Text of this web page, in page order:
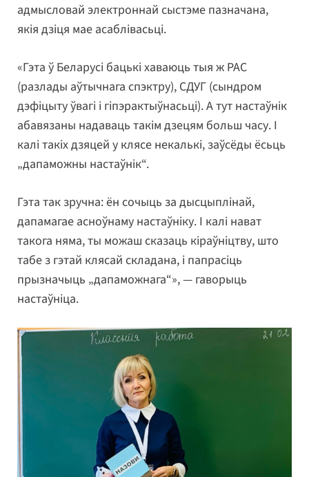
адмысловай электроннай сыстэме пазначана,
якія дзіця мае асаблівасьці.
«Гэта ў Беларусі бацькі хаваюць тыя ж РАС
(разлады аўтычнага спэктру), СДУГ (сындром
дэфіцыту ўвагі і гіпэрактыўнасьці). А тут настаўнік
абавязаны надаваць такім дзецям больш часу. І
калі такіх дзяцей у клясе некалькі, заўсёды ёсьць
„дапаможны настаўнік“.
Гэта так зручна: ён сочыць за дысцыплінай,
дапамагае асноўнаму настаўніку. І калі нават
такога няма, ты можаш сказаць кіраўніцтву, што
табе з гэтай клясай складана, і папрасіць
прызначыць „дапаможнага“», — гаворыць
настаўніца.